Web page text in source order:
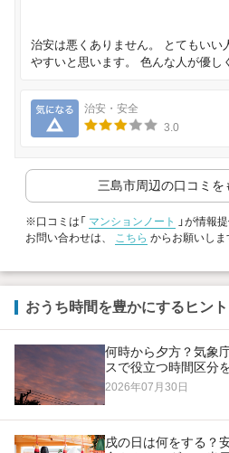
治安は悪くありません。 とてもいい
やすいと思います。 色んな人が優し
気になる
治安・安全
3.0
三島市周辺の口コミを
※口コミは「 マンションノート
」が情報
お問い合わせは、 こちら からお願いしま
おうち時間を豊かにするヒント
何時から夕方？気象
スで役立つ時間区分
2026年07月30日
戌の日は何をする？